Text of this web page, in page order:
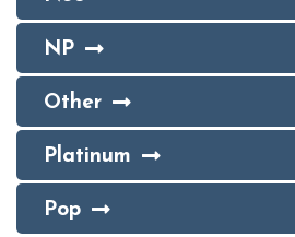
NP
Other
Platinum
Pop